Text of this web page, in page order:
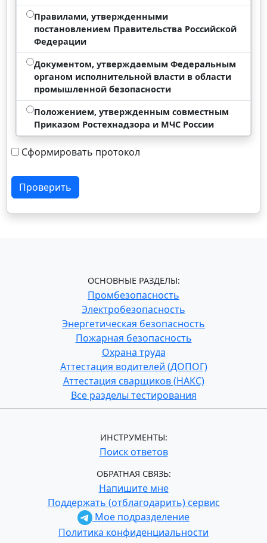
Правилами, утвержденными
постановлением Правительства Российской
Федерации
Документом, утверждаемым Федеральным
органом исполнительной власти в области
промышленной безопасности
Положением, утвержденным совместным
Приказом Ростехнадзора и МЧС России
Сформировать протокол
Проверить
ОСНОВНЫЕ РАЗДЕЛЫ:
Промбезопасность
Электробезопасность
Энергетическая безопасность
Пожарная безопасность
Охрана труда
Аттестация водителей (ДОПОГ)
Аттестация сварщиков (НАКС)
Все разделы тестирования
ИНСТРУМЕНТЫ:
Поиск ответов
ОБРАТНАЯ СВЯЗЬ:
Напишите мне
Поддержать (отблагодарить) сервис
Мое подразделение
Политика конфиденциальности